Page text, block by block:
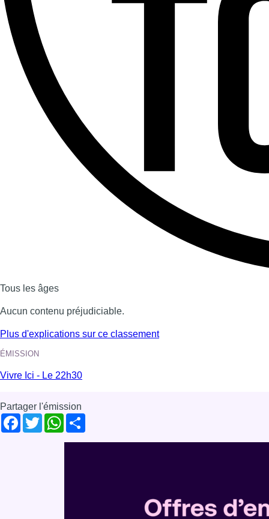
Tous les âges
Aucun contenu préjudiciable.
Plus d'explications sur ce classement
ÉMISSION
Vivre Ici - Le 22h30
Partager l'émission
Facebook
TwitterWhatsApp